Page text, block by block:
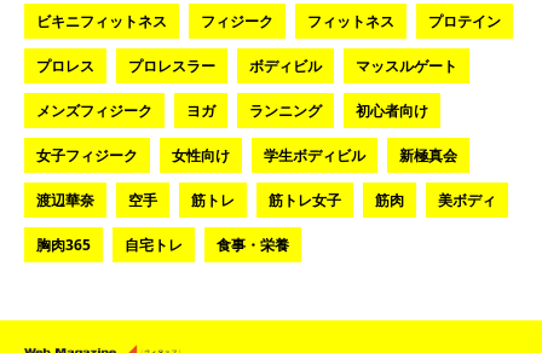
ビキニフィットネス フィジーク フィットネス プロテイン
プロレス プロレスラー ボディビル マッスルゲート
メンズフィジーク ヨガ ランニング 初心者向け
女子フィジーク 女性向け 学生ボディビル 新極真会
渡辺華奈 空手 筋トレ 筋トレ女子 筋肉 美ボディ
胸肉365 自宅トレ 食事・栄養